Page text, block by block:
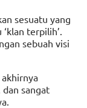
sesuatu yang
terpilih’.
sebuah visi
sangat